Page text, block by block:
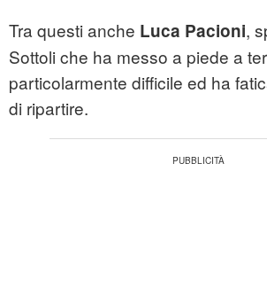
Tra questi anche Luca Pacioni,
Sottoli che ha messo a piede a
particolarmente difficile ed ha
di ripartire.